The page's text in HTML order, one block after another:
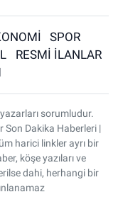
SPOR
RESMİ İLANLAR
sorumludur.
Son Dakika Haberleri |
harici linkler ayrı bir
köşe yazıları ve
dahi, herhangi bir